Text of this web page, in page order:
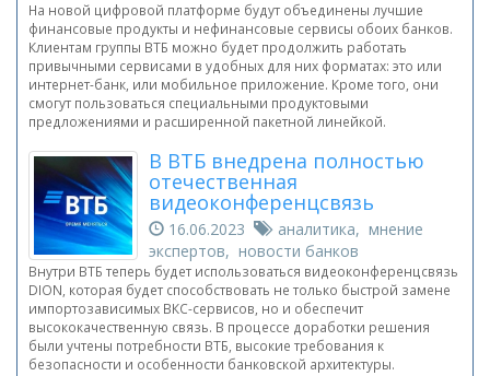
На новой цифровой платформе будут объединены лучшие
финансовые продукты и нефинансовые сервисы обоих банков.
Клиентам группы ВТБ можно будет продолжить работать
привычными сервисами в удобных для них форматах: это или
интернет-банк, или мобильное приложение. Кроме того, они
смогут пользоваться специальными продуктовыми
предложениями и расширенной пакетной линейкой.
В ВТБ внедрена полностью
отечественная
видеоконференцсвязь
16.06.2023
аналитика, мнение
экспертов, новости банков
Внутри ВТБ теперь будет использоваться видеоконференцсвязь
DION, которая будет способствовать не только быстрой замене
импортозависимых ВКС-сервисов, но и обеспечит
высококачественную связь. В процессе доработки решения
были учтены потребности ВТБ, высокие требования к
безопасности и особенности банковской архитектуры.